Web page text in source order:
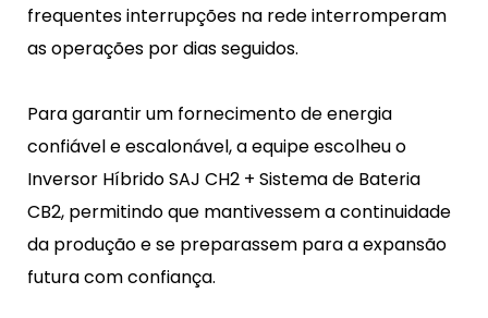
frequentes interrupções na rede interromperam
as operações por dias seguidos.
Para garantir um fornecimento de energia
confiável e escalonável, a equipe escolheu o
Inversor Híbrido SAJ CH2 + Sistema de Bateria
CB2, permitindo que mantivessem a continuidade
da produção e se preparassem para a expansão
futura com confiança.